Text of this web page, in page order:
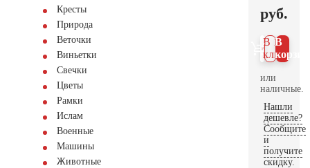
Кресты
Природа
Веточки
Виньетки
Свечки
Цветы
Рамки
Ислам
Военные
Машины
Животные
руб.
В
В 1
клик
или
наличные.
Нашли
дешевле?
Сообщите
и
получите
скидку.